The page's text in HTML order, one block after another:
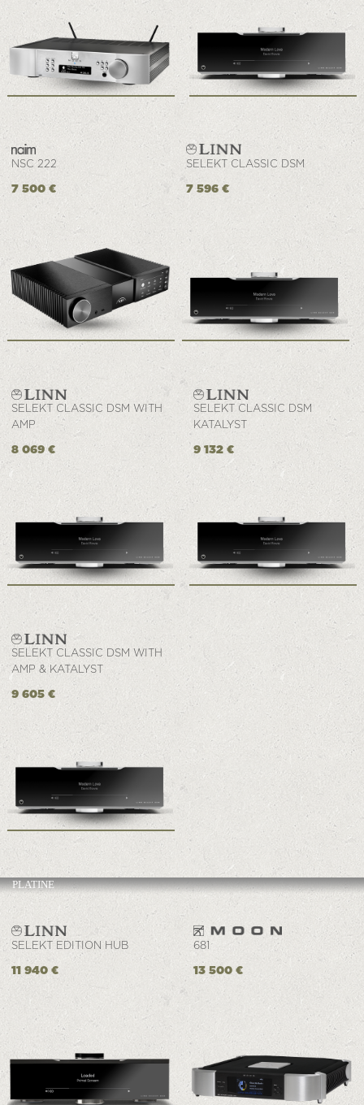
NSC 222
7 500 €
SELEKT CLASSIC DSM
7 596 €
SELEKT CLASSIC DSM WITH
AMP
8 069 €
SELEKT CLASSIC DSM
KATALYST
9 132 €
SELEKT CLASSIC DSM WITH
AMP & KATALYST
9 605 €
PLATINE
SELEKT EDITION HUB
11 940 €
681
13 500 €